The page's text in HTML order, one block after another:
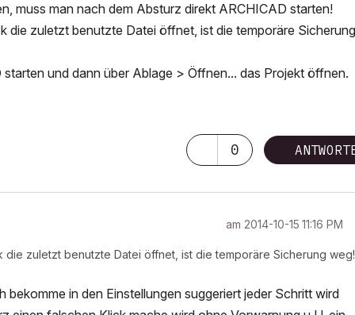
muss man nach dem Absturz direkt ARCHICAD starten!
die zuletzt benutzte Datei öffnet, ist die temporäre Sicherung
und dann über Ablage > Öffnen... das Projekt öffnen.
0
am ‎2014-10-15 11:16 PM
zuletzt benutzte Datei öffnet, ist die temporäre Sicherung weg!
in den Einstellungen suggeriert jeder Schritt wird